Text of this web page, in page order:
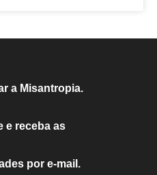
a Misantropia.
e receba as
por e-mail.